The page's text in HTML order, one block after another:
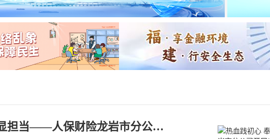
热血践初心 奉献显担当——人保财险龙岩市分公司开展义务献血活动